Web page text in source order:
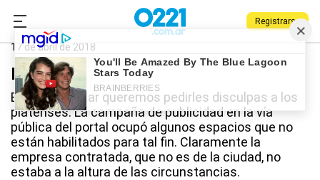
Registrarse
0221.com.ar
17 de abril de 2018
Disculpas
En 0221.com.ar queremos pedirles disculpas a los
platenses. La campaña de publicidad en la vía
pública del portal ocupó algunos espacios que no
están habilitados para tal fin. Claramente la
empresa contratada, que no es de la ciudad, no
estaba a la altura de las circunstancias.